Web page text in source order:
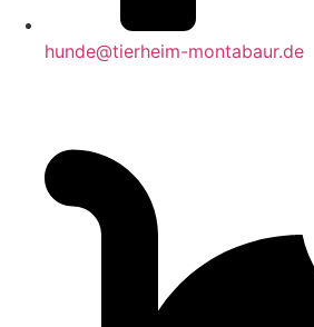
hunde@tierheim-montabaur.de